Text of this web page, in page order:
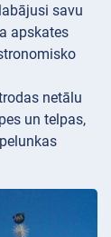
savu
apskates
netālu
un telpas,